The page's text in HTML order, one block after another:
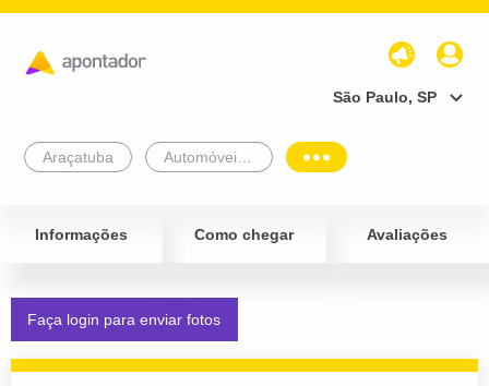
São Paulo, SP
Araçatuba
Informações Como chegar Avaliações
Faça login para enviar fotos